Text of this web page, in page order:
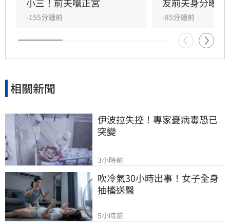
背景影響，更笑稱即便女友是文盲也照樣喜歡，
不受外界負面傳聞干擾，堅定捍衛這段相差39歲
的戀情。
-155分鐘前 -85分鐘前
相關新聞
伊波拉失控！專家憂病毒恐已
突變
3小時前
吹冷氣30小時出事！女子全身
抽搐送醫
5小時前